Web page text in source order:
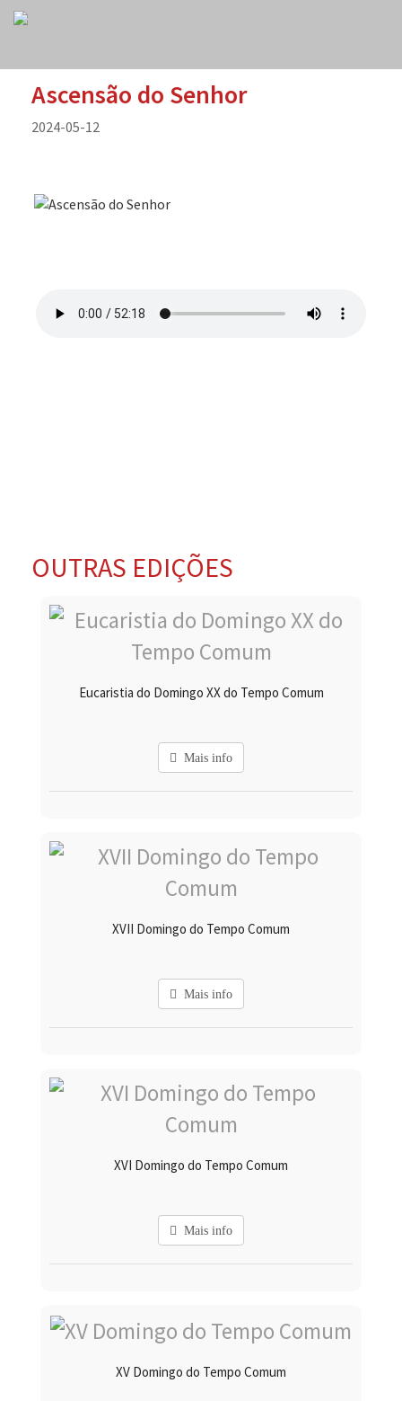
Ascensão do Senhor
2024-05-12
OUTRAS EDIÇÕES
Eucaristia do Domingo XX do Tempo Comum
Mais info
XVII Domingo do Tempo Comum
Mais info
XVI Domingo do Tempo Comum
Mais info
XV Domingo do Tempo Comum